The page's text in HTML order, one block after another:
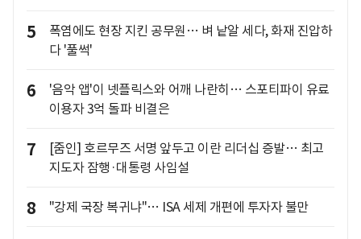
5
폭염에도 현장 지킨 공무원… 벼 낱알 세다, 화재 진압하
다 '풀썩'
6
'음악 앱'이 넷플릭스와 어깨 나란히… 스포티파이 유료
이용자 3억 돌파 비결은
7
[줌인] 호르무즈 서명 앞두고 이란 리더십 증발… 최고
지도자 잠행·대통령 사임설
8 "강제 국장 복귀냐"… ISA 세제 개편에 투자자 불만